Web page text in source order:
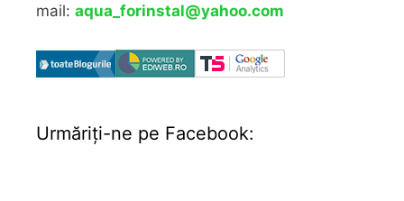
mail: aqua_forinstal@yahoo.com
Urmăriţi-ne pe Facebook: